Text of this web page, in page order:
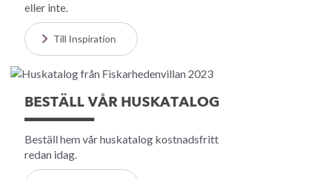
eller inte.
Till Inspiration
BESTÄLL VÅR HUSKATALOG
Beställ hem vår huskatalog kostnadsfritt
redan idag.